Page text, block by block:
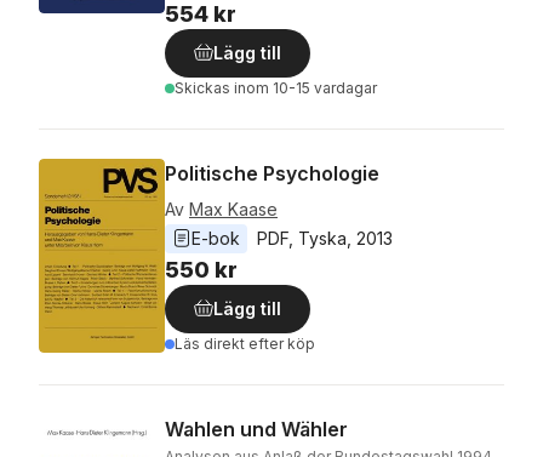
554 kr
Lägg till
Skickas inom 10-15 vardagar
Politische Psychologie
Av Max Kaase
E-bok
PDF Tyska 2013
550 kr
Lägg till
Läs direkt efter köp
Wahlen und Wähler